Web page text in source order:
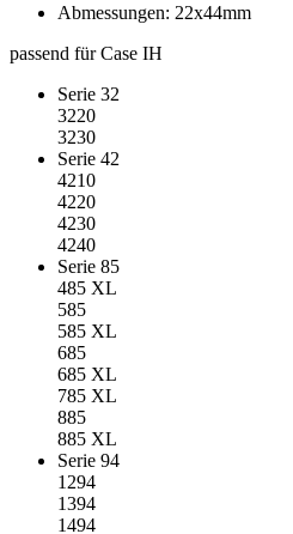
Abmessungen: 22x44mm
passend für Case IH
Serie 32
3220
3230
Serie 42
4210
4220
4230
4240
Serie 85
485 XL
585
585 XL
685
685 XL
785 XL
885
885 XL
Serie 94
1294
1394
1494